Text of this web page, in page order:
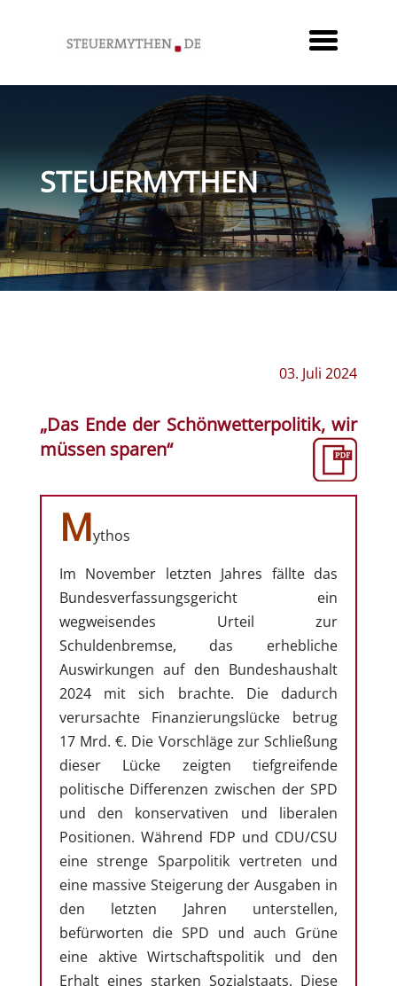
STEUERMYTHEN
03. Juli 2024
„Das Ende der Schönwetterpolitik, wir
müssen sparen“
Mythos
Im November letzten Jahres fällte das
Bundesverfassungsgericht ein
wegweisendes Urteil zur
Schuldenbremse, das erhebliche
Auswirkungen auf den Bundeshaushalt
2024 mit sich brachte. Die dadurch
verursachte Finanzierungslücke betrug
17 Mrd. €. Die Vorschläge zur Schließung
dieser Lücke zeigten tiefgreifende
politische Differenzen zwischen der SPD
und den konservativen und liberalen
Positionen. Während FDP und CDU/CSU
eine strenge Sparpolitik vertreten und
eine massive Steigerung der Ausgaben in
den letzten Jahren unterstellen,
befürworten die SPD und auch Grüne
eine aktive Wirtschaftspolitik und den
Erhalt eines starken Sozialstaats. Diese